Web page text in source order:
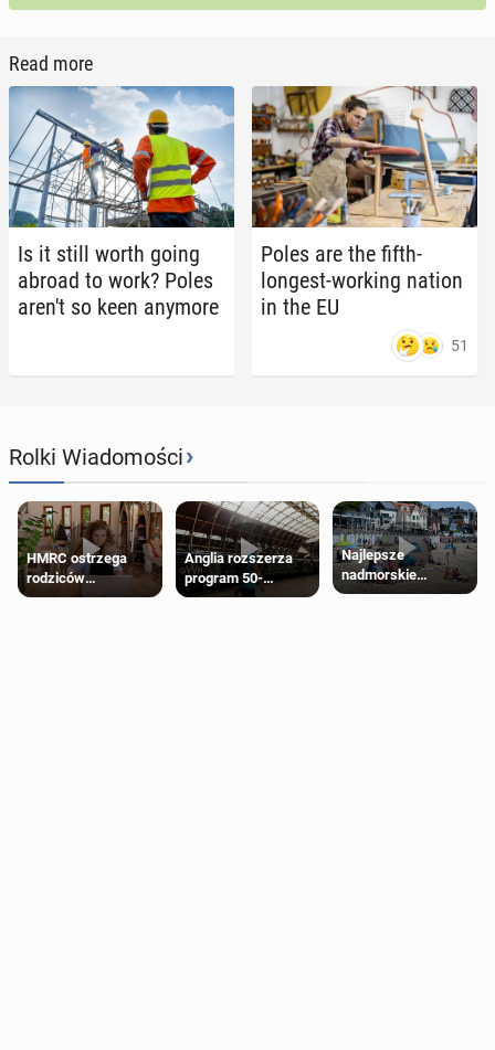
Read more
Is it still worth going
abroad to work? Poles
aren't so keen anymore
Poles are the fifth-
longest-working nation
in the EU
51
Rolki Wiadomości›
HMRC ostrzega
rodziców
pobierających Child
Anglia rozszerza
program 50-
procentowych
Najlepsze
nadmorskie
miasteczko blisko